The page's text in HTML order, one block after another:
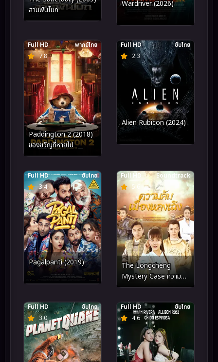
สามพันโบก
Wardriver (2026)
7.8
Full HD พากย์ไทย
Paddington 2 (2018)
ของขวัญที่หายไป
2.3
Full HD ซับไทย
Alien Rubicon (2024)
3.4
Full HD ซับไทย
Pagalpanti (2019)
5.6
Full HD Soundtrack
The Longcheng
Mystery Case ความลับ
เมืองหลงเฉิง (2024)
3.0
Full HD ซับไทย
4.6
Full HD ซับไทย